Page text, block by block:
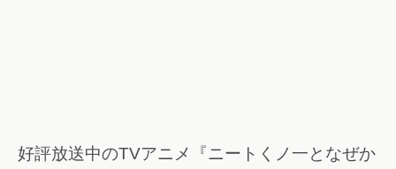
好評放送中のTVアニメ『ニートくノ一となぜか